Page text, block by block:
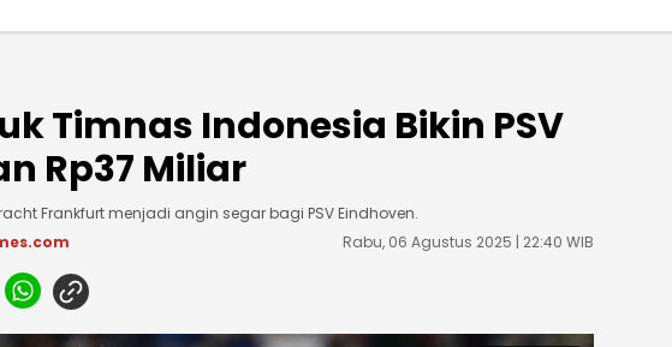
Timnas Indonesia Bikin PSV
Rp37 Miliar
Frankfurt menjadi angin segar bagi PSV Eindhoven.
Rabu, 06 Agustus 2025 | 22:40 WIB